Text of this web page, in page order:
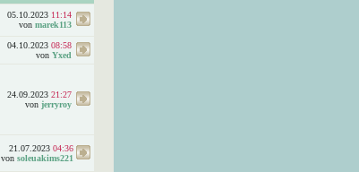
05.10.2023 11:14
von marek113
04.10.2023 08:58
von Yxed
24.09.2023 21:27
von jerryroy
21.07.2023 04:36
von soleuakims221